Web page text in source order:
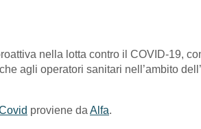
nella lotta contro il COVID-19,
agli operatori sanitari nell’ambito
proviene da Alfa.